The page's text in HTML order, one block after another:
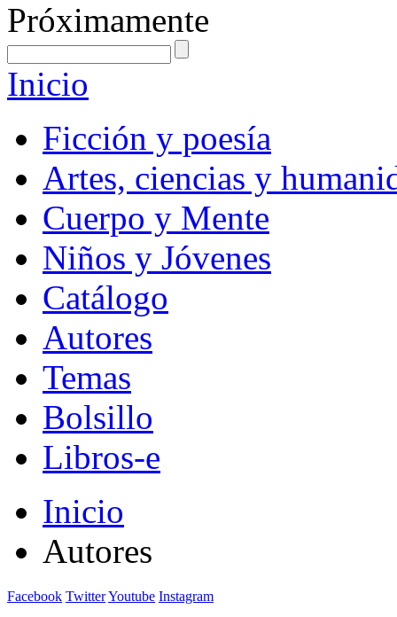
Próximamente
Inicio
Ficción y poesía
Artes, ciencias y
Cuerpo y Mente
Niños y Jóvenes
Catálogo
Autores
Temas
Bolsillo
Libros-e
Inicio
Autores
Facebook TwitterYoutube Instagram